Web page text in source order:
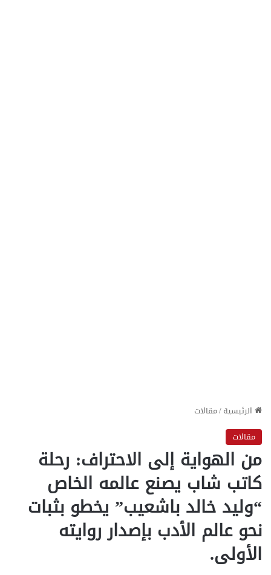
الرئيسية/مقالات
مقالات
من الهواية إلى الاحتراف: رحلة
كاتب شاب يصنع عالمه الخاص
“وليد خالد باشعيب” يخطو بثبات
نحو عالم الأدب بإصدار روايته
الأولى.